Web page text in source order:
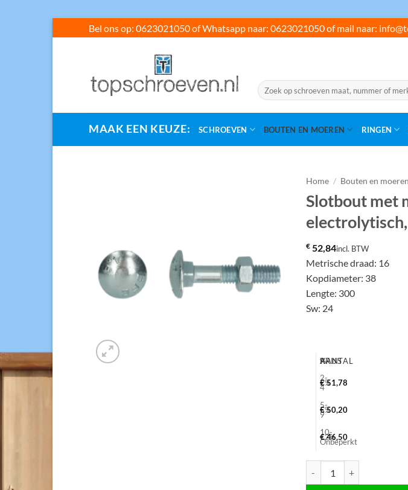
naar
Bel ons op: 0623021050 of Whatsapp naar: 0623021050 of mail naar:
Zoeken
naar:
MAAK EEN KEUZE: SCHROEVEN BOUTEN EN MOEREN RINGEN
Home / Bouten en moeren
Slotbout met
€ 52,84incl. BTW
Metrische draad: 16
Kopdiameter: 38
Lengte: 300
Sw: 24
AANTAL
%
PRIJS
2-
4
2%
€51,78
5-
9
5%
€50,20
10-
Onbeperkt
12%
€46,50